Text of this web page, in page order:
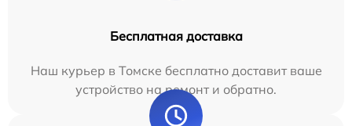
Бесплатная доставка
Наш курьер в Томске бесплатно доставит ваше
устройство на ремонт и обратно.